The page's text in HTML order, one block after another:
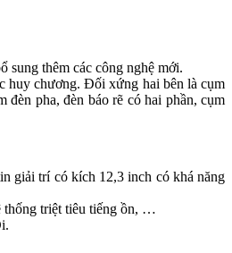
sung thêm các công nghệ mới.
huy chương. Đối xứng hai bên là cụm
pha, đèn báo rẽ có hai phần, cụm
giải trí có kích 12,3 inch có khá năng
thống triệt tiêu tiếng ồn, …